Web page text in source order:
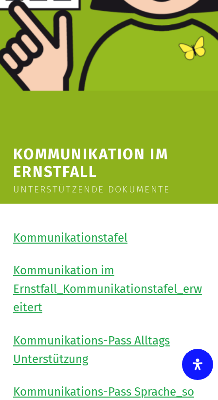
KOMMUNIKATION IM
ERNSTFALL
UNTERSTÜTZENDE DOKUMENTE
Kommunikationstafel
Kommunikation im
Ernstfall_Kommunikationstafel_erw
eitert
Kommunikations-Pass Alltags
Unterstützung
Kommunikations-Pass Sprache_so